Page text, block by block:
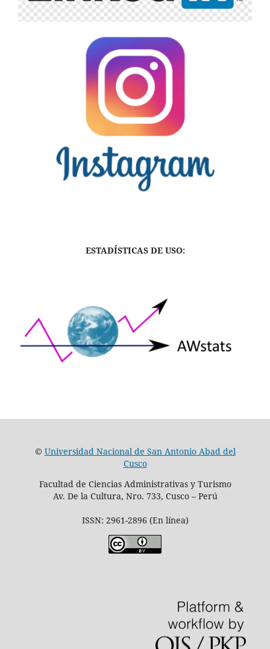
ESTADÍSTICAS DE USO:
© Universidad Nacional de San Antonio Abad del
Cusco
Facultad de Ciencias Administrativas y Turismo
Av. De la Cultura, Nro. 733, Cusco – Perú
ISSN: 2961-2896 (En línea)